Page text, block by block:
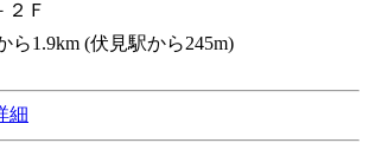
２Ｆ
ら1.9km (伏見駅から245m)
細